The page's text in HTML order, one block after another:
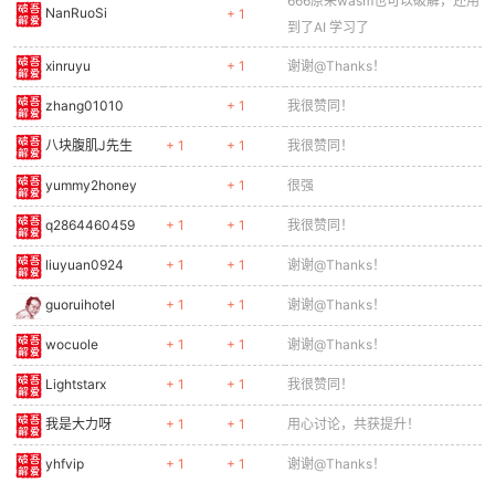
NanRuoSi + 1
到了AI 学习了
xinruyu + 1 谢谢@Thanks！
zhang01010 + 1 我很赞同！
八块腹肌J先生 + 1 + 1 我很赞同！
yummy2honey + 1 很强
q2864460459 + 1 + 1 我很赞同！
liuyuan0924 + 1 + 1 谢谢@Thanks！
guoruihotel + 1 + 1 谢谢@Thanks！
wocuole + 1 + 1 谢谢@Thanks！
Lightstarx + 1 + 1 我很赞同！
我是大力呀 + 1 + 1 用心讨论，共获提升！
yhfvip + 1 + 1 谢谢@Thanks！